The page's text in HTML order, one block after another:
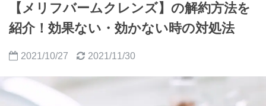
【メリフバームクレンズ】の解約方法を
紹介！効果ない・効かない時の対処法
2021/10/27 2021/11/30